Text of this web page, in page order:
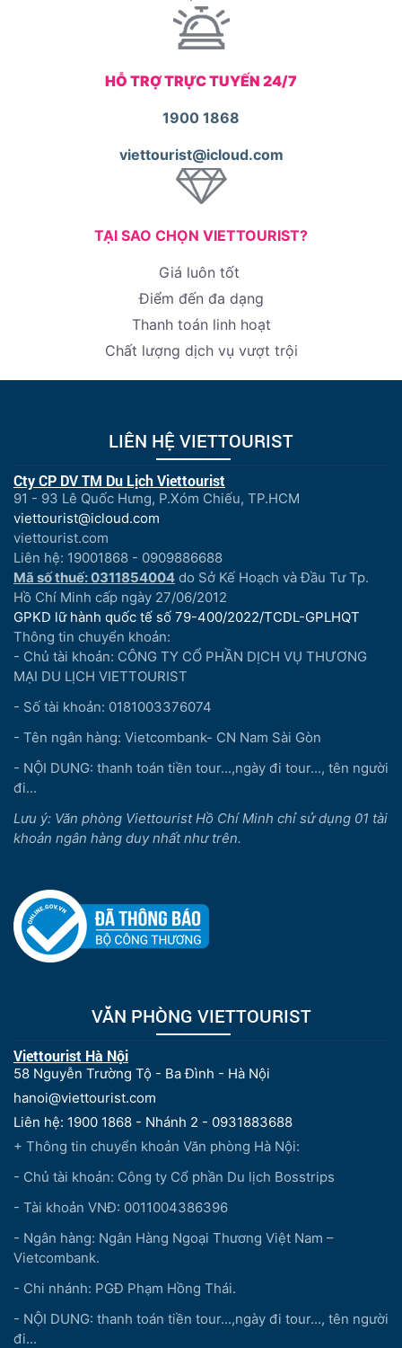
HỖ TRỢ TRỰC TUYẾN 24/7
1900 1868
viettourist@icloud.com
TẠI SAO CHỌN VIETTOURIST?
Giá luôn tốt
Điểm đến đa dạng
Thanh toán linh hoạt
Chất lượng dịch vụ vượt trội
LIÊN HỆ VIETTOURIST
Cty CP DV TM Du Lịch Viettourist
91 - 93 Lê Quốc Hưng, P.Xóm Chiếu, TP.HCM
viettourist@icloud.com
viettourist.com
Liên hệ: 19001868 - 0909886688
Mã số thuế: 0311854004 do Sở Kế Hoạch và Đầu Tư Tp.
Hồ Chí Minh cấp ngày 27/06/2012
GPKD lữ hành quốc tế số 79-400/2022/TCDL-GPLHQT
Thông tin chuyển khoản:
- Chủ tài khoản: CÔNG TY CỔ PHẦN DỊCH VỤ THƯƠNG
MẠI DU LỊCH VIETTOURIST
- Số tài khoản: 0181003376074
- Tên ngân hàng: Vietcombank- CN Nam Sài Gòn
- NỘI DUNG: thanh toán tiền tour...,ngày đi tour..., tên người
đi...
Lưu ý: Văn phòng Viettourist Hồ Chí Minh chỉ sử dụng 01 tài
khoản ngân hàng duy nhất như trên.
VĂN PHÒNG VIETTOURIST
Viettourist Hà Nội
58 Nguyễn Trường Tộ - Ba Đình - Hà Nội
hanoi@viettourist.com
Liên hệ: 1900 1868 - Nhánh 2 - 0931883688
+ Thông tin chuyển khoản Văn phòng Hà Nội:
- Chủ tài khoản: Công ty Cổ phần Du lịch Bosstrips
- Tài khoản VNĐ: 0011004386396
- Ngân hàng: Ngân Hàng Ngoại Thương Việt Nam –
Vietcombank.
- Chi nhánh: PGĐ Phạm Hồng Thái.
- NỘI DUNG: thanh toán tiền tour...,ngày đi tour..., tên người
đi...